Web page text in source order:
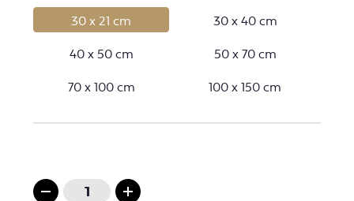
30 x 21 cm
30 x 40 cm
40 x 50 cm
50 x 70 cm
70 x 100 cm
100 x 150 cm